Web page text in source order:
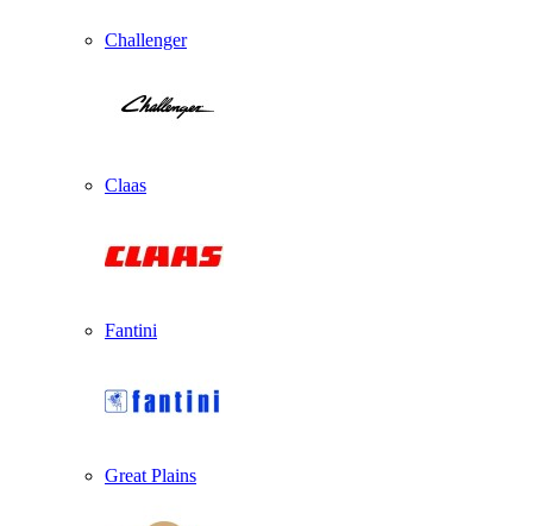
Challenger
Claas
Fantini
Great Plains